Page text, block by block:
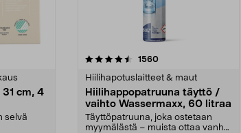
cm, 4
selvä
1560arvostelut
Hiilihapotuslaitteet & maut
Hiilihappopatruuna täyttö /
vaihto Wassermaxx, 60 litraa
Täyttöpatruuna, joka ostetaan
myymälästä – muista ottaa vanha
4.5viidestä